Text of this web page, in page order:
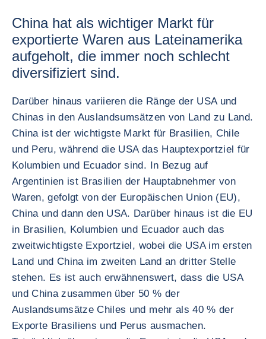
China hat als wichtiger Markt für
exportierte Waren aus Lateinamerika
aufgeholt, die immer noch schlecht
diversifiziert sind.
Darüber hinaus variieren die Ränge der USA und
Chinas in den Auslandsumsätzen von Land zu Land.
China ist der wichtigste Markt für Brasilien, Chile
und Peru, während die USA das Hauptexportziel für
Kolumbien und Ecuador sind. In Bezug auf
Argentinien ist Brasilien der Hauptabnehmer von
Waren, gefolgt von der Europäischen Union (EU),
China und dann den USA. Darüber hinaus ist die EU
in Brasilien, Kolumbien und Ecuador auch das
zweitwichtigste Exportziel, wobei die USA im ersten
Land und China im zweiten Land an dritter Stelle
stehen. Es ist auch erwähnenswert, dass die USA
und China zusammen über 50 % der
Auslandsumsätze Chiles und mehr als 40 % der
Exporte Brasiliens und Perus ausmachen.